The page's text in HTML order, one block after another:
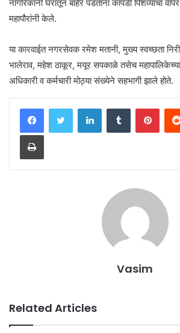
नागरिकांनी घरातून बाहेर पडताना कापडी पिशव्यांचा
महापौरांनी केले.
या कारवाईत नगरसेवक रमेश मतानी, मुख्य स्वच्छता
भालेराव, महेश ठाकूर, मयूर सपकाळे तसेच महापालिकेच्या
अधिकारी व कर्मचारी मोठ्या संख्येने सहभागी झाले होते.
LinkedInTumblr
Print
Vasim
Related Articles